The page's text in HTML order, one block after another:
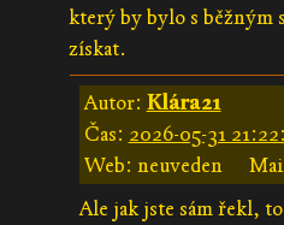
který by bylo s běžným
získat.
Autor: Klára21
Čas: 2026-05-31
Web: neuveden
Ale jak jste sám řekl,